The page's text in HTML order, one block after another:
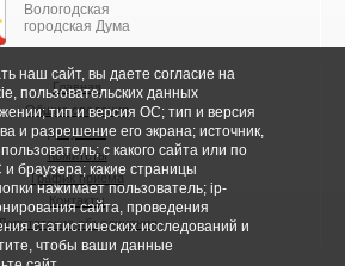
Вологодская
городская Дума
Главная
Общие сведения
Депутаты
Комитеты
График приема
Контакты
объединения
наш сайт, вы даете согласие на
пользовательских данных
тип и версия ОС; тип и версия
и разрешение его экрана; источник,
с какого сайта или по
браузера; какие страницы
нажимает пользователь; ip-
сайта, проведения
статистических исследований и
чтобы ваши данные